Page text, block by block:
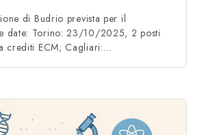
di Budrio prevista per il
date: Torino: 23/10/2025, 2 posti
crediti ECM; Cagliari:…